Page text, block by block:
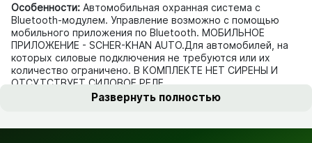
Особенности: Автомобильная охранная система с
Bluetooth-модулем. Управление возможно с помощью
мобильного приложения по Bluetooth. МОБИЛЬНОЕ
ПРИЛОЖЕНИЕ - SCHER-KHAN AUTO.Для автомобилей, на
которых силовые подключения не требуются или их
количество ограничено. В КОМПЛЕКТЕ НЕТ СИРЕНЫ И
ОТСУТСТВУЕТ СИЛОВОЕ РЕЛЕ.
Развернуть полностью